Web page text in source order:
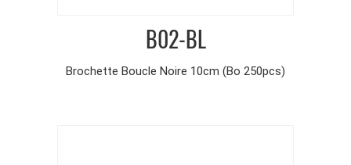
B02-BL
Brochette Boucle Noire 10cm (Bo 250pcs)